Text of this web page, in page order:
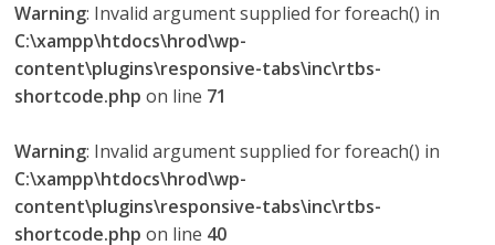
Warning: Invalid argument supplied for foreach() in
C:\xampp\htdocs\hrod\wp-
content\plugins\responsive-tabs\inc\rtbs-
shortcode.php on line 71
Warning: Invalid argument supplied for foreach() in
C:\xampp\htdocs\hrod\wp-
content\plugins\responsive-tabs\inc\rtbs-
shortcode.php on line 40